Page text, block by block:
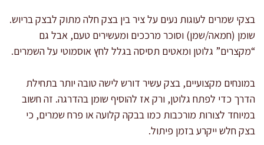
בצקי שמרים לעוגות נעים על ציר בין בצק חלה מתוק לבצק בריוש.
שומן (חמאה/שמן) וסוכר מרככים ומעשירים טעם, אבל גם
“מקצרים” גלוטן ומאטים תסיסה בגלל לחץ אוסמוטי על השמרים.
במונחים מקצועיים, בצק עשיר דורש לישה טובה יותר בתחילת
הדרך כדי לפתח גלוטן, ורק אז להוסיף שומן בהדרגה. זה חשוב
במיוחד לצורות מורכבות כמו בבקה קלועה או פרח שמרים, כי
בצק חלש ייקרע בזמן פיתול.